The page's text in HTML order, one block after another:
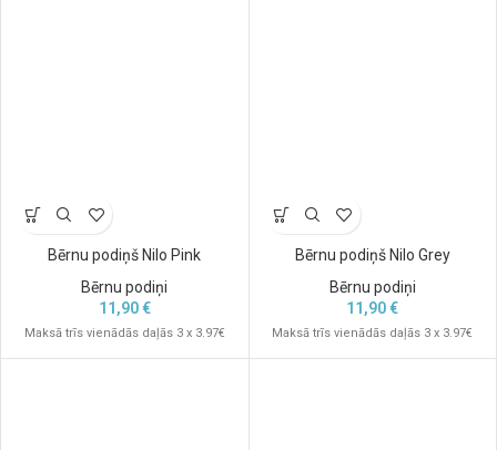
Bērnu podiņš Nilo Pink
Bērnu podiņi
11,90€
Maksā trīs vienādās daļās 3 x 3.97€
Bērnu podiņš Nilo Grey
Bērnu podiņi
11,90€
Maksā trīs vienādās daļās 3 x 3.97€